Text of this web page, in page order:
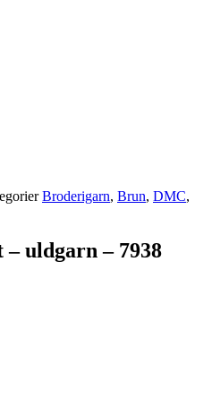
Broderigarn, Brun, DMC,
uldgarn – 7938